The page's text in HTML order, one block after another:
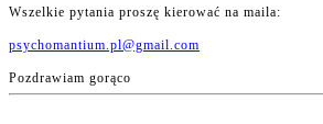
Wszelkie pytania proszę kierować na maila:
psychomantium.pl@gmail.com
Pozdrawiam gorąco